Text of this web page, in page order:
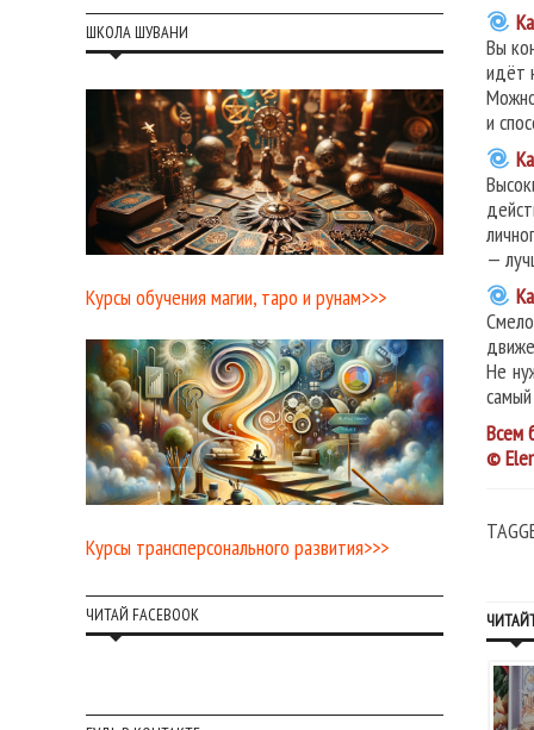
Вы
идёт
и
—
Не
Всем
©
ШКОЛА ШУВАНИ
Курсы обучения магии, таро и рунам>>>
Курсы трансперсонального развития>>>
ЧИТАЙ FACEBOOK